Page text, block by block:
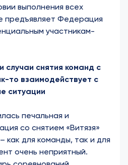
выполнения всех
предъявляет Федерация
участникам-
случаи снятия команд с
то взаимодействует с
ситуации
печальная и
со снятием «Витязя»
как для команды, так и для
очень неприятный.